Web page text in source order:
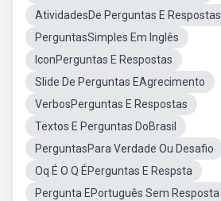
AtividadesDe Perguntas E Respostas
PerguntasSimples Em Inglês
IconPerguntas E Respostas
Slide De Perguntas EAgrecimento
VerbosPerguntas E Respostas
Textos E Perguntas DoBrasil
PerguntasPara Verdade Ou Desafio
Oq É O Q ÉPerguntas E Respsta
Pergunta EPortuguês Sem Resposta